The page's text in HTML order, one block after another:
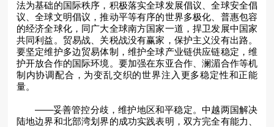
法为基础的国际秩序，积极落实全球发展倡议、全球安全倡
议、全球文明倡议，推动平等有序的世界多极化、普惠包容
的经济全球化，同广大全球南方国家一道，捍卫发展中国家
共同利益。贸易战、关税战没有赢家，保护主义没有出路。
要坚定维护多边贸易体制，维护全球产业链供应链稳定，维
护开放合作的国际环境。要加强在东亚合作、澜湄合作等机
制内协调配合，为变乱交织的世界注入更多稳定性和正能
量。
——妥善管控分歧，维护地区和平稳定。中越两国解决
陆地边界和北部湾划界的成功实践表明，双方完全有能力、